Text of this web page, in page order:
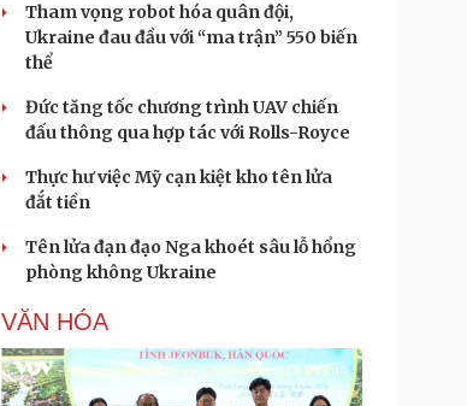
Tham vọng robot hóa quân đội,
Ukraine đau đầu với “ma trận” 550 biến
thể
Đức tăng tốc chương trình UAV chiến
đấu thông qua hợp tác với Rolls-Royce
Thực hư việc Mỹ cạn kiệt kho tên lửa
đắt tiền
Tên lửa đạn đạo Nga khoét sâu lỗ hổng
phòng không Ukraine
VĂN HÓA